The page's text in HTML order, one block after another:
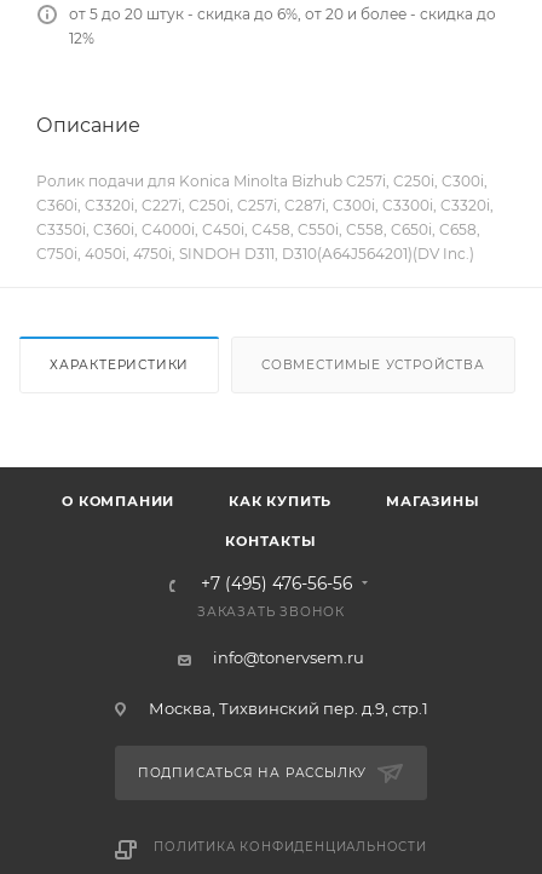
от 5 до 20 штук - скидка до 6%, от 20 и более - скидка до
12%
Описание
Ролик подачи для Konica Minolta Bizhub C257i, C250i, C300i,
C360i, C3320i, C227i, C250i, C257i, C287i, C300i, C3300i, C3320i,
C3350i, C360i, C4000i, C450i, C458, C550i, C558, C650i, C658,
C750i, 4050i, 4750i, SINDOH D311, D310(A64J564201)(DV Inc.)
ХАРАКТЕРИСТИКИ СОВМЕСТИМЫЕ УСТРОЙСТВА
О КОМПАНИИ КАК КУПИТЬ МАГАЗИНЫ
КОНТАКТЫ
+7 (495) 476-56-56
ЗАКАЗАТЬ ЗВОНОК
info@tonervsem.ru
Москва, Тихвинский пер. д.9, стр.1
ПОДПИСАТЬСЯ НА РАССЫЛКУ
ПОЛИТИКА КОНФИДЕНЦИАЛЬНОСТИ